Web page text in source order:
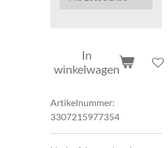
In
winkelwagen
Artikelnummer:
3307215977354